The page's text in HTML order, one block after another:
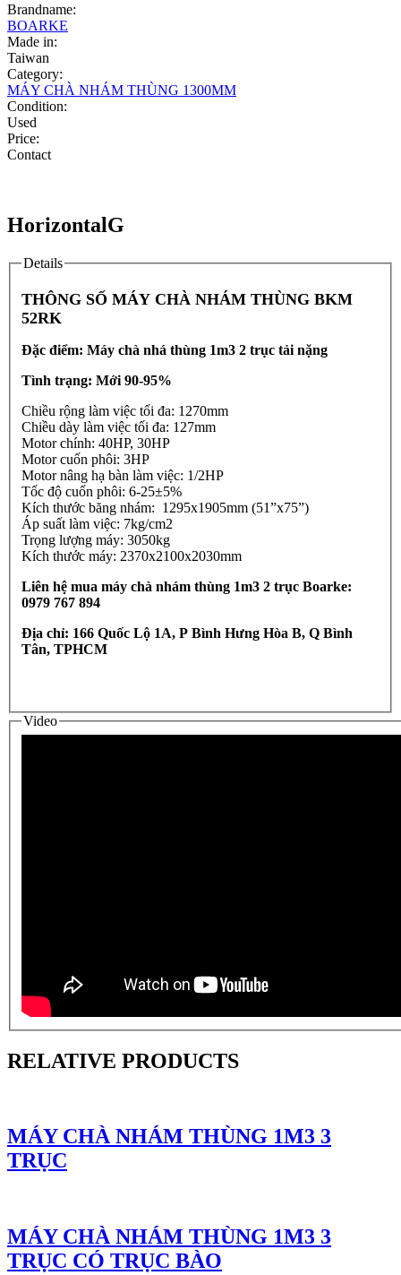
Brandname:
BOARKE
Made in:
Taiwan
Category:
MÁY CHÀ NHÁM THÙNG 1300MM
Condition:
Used
Price:
Contact
HorizontalG
Details
THÔNG SỐ MÁY CHÀ NHÁM THÙNG BKM
52RK
Đặc điểm: Máy chà nhá thùng 1m3 2 trục tải nặng
Tình trạng: Mới 90-95%
Chiều rộng làm việc tối đa: 1270mm
Chiều dày làm việc tối đa: 127mm
Motor chính: 40HP, 30HP
Motor cuốn phôi: 3HP
Motor nâng hạ bàn làm việc: 1/2HP
Tốc độ cuốn phôi: 6-25±5%
Kích thước băng nhám: 1295x1905mm (51”x75”)
Áp suất làm việc: 7kg/cm2
Trọng lượng máy: 3050kg
Kích thước máy: 2370x2100x2030mm
Liên hệ mua máy chà nhám thùng 1m3 2 trục Boarke:
0979 767 894
Địa chỉ: 166 Quốc Lộ 1A, P Bình Hưng Hòa B, Q Bình
Tân, TPHCM
Video
RELATIVE PRODUCTS
MÁY CHÀ NHÁM THÙNG 1M3 3
TRỤC
MÁY CHÀ NHÁM THÙNG 1M3 3
TRỤC CÓ TRỤC BÀO